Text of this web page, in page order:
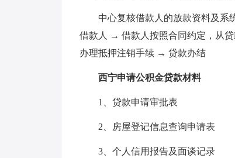
中心复核借款人的放款资料及
借款人 → 借款人按照合同约定，从
办理抵押注销手续 → 贷款办结
西宁申请公积金贷款材料
1、贷款申请审批表
2、房屋登记信息查询申请表
3、个人信用报告及面谈记录